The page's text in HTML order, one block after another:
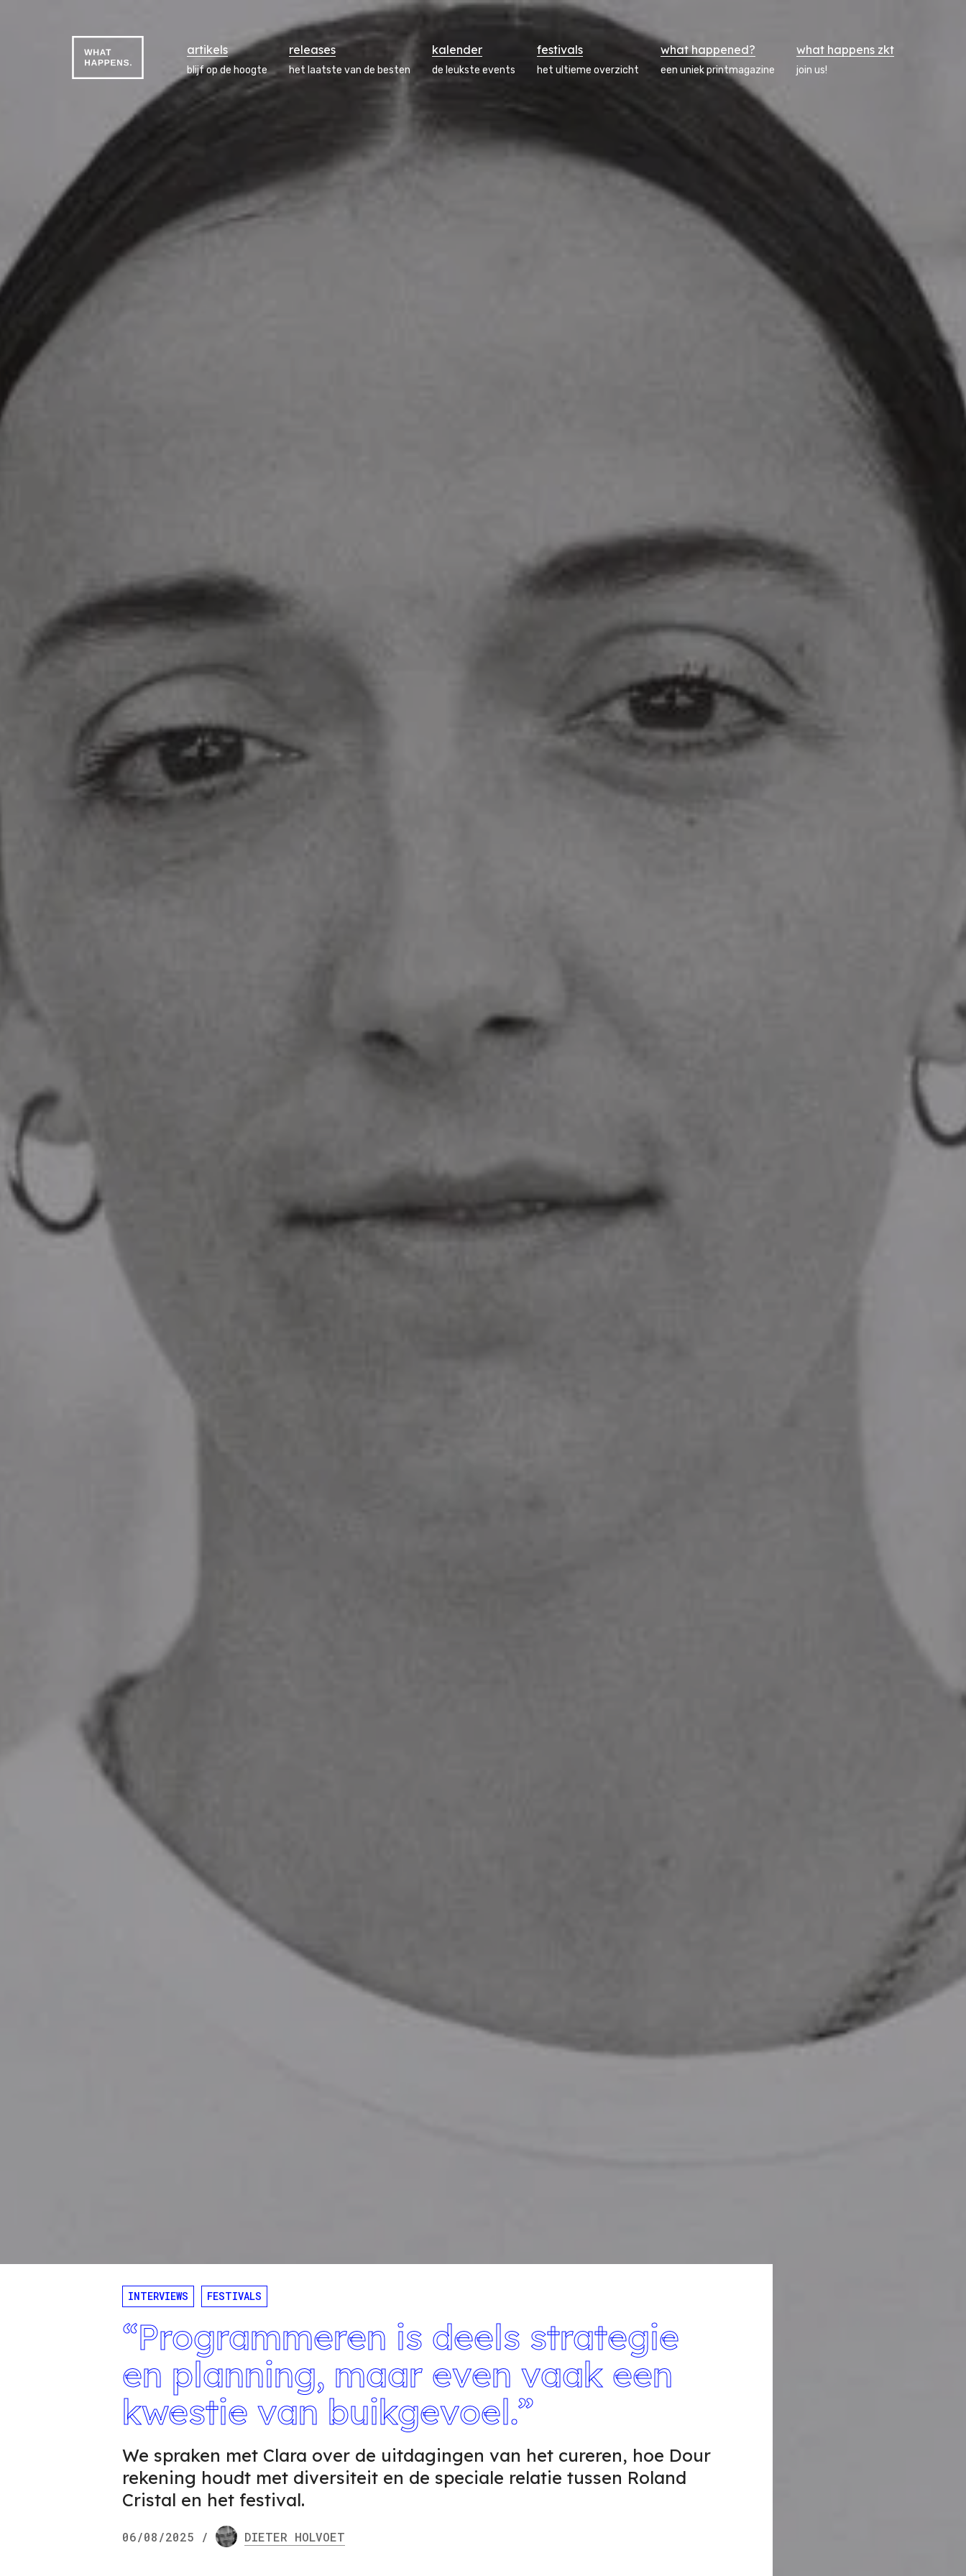
artikels
blijf op de hoogte
releases
het laatste van de besten
kalender
de leukste events
festivals
het ultieme overzicht
what happened?
een uniek printmagazine
what happens zkt
join us!
INTERVIEWS FESTIVALS
“Programmeren is deels strategie
en planning, maar even vaak een
kwestie van buikgevoel.”
We spraken met Clara over de uitdagingen van het cureren, hoe Dour
rekening houdt met diversiteit en de speciale relatie tussen Roland
Cristal en het festival.
06/08/2025 / DIETER HOLVOET